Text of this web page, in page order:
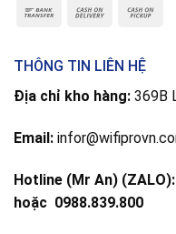
THÔNG TIN LIÊN HỆ
Địa chỉ kho hàng: 369B
Email:
Hotline (Mr An) (ZALO):
hoặc 0988.839.800